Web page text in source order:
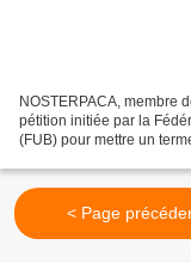
NOSTERPACA, membre
pétition initiée par la
(FUB) pour mettre un
< Page